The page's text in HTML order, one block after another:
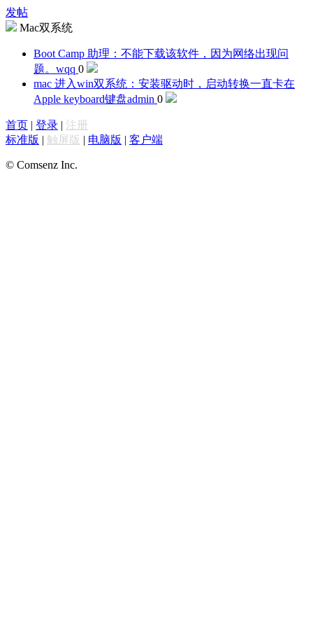
发帖
Mac双系统
Boot Camp 助理：不能下载该软件，因为网络出现问
题。 wqq 0
mac 进入win双系统：安装驱动时，启动转换一直卡在
Apple keyboard键盘admin 0
首页 | 登录 | 注册
标准版 | 触屏版 | 电脑版 | 客户端
© Comsenz Inc.